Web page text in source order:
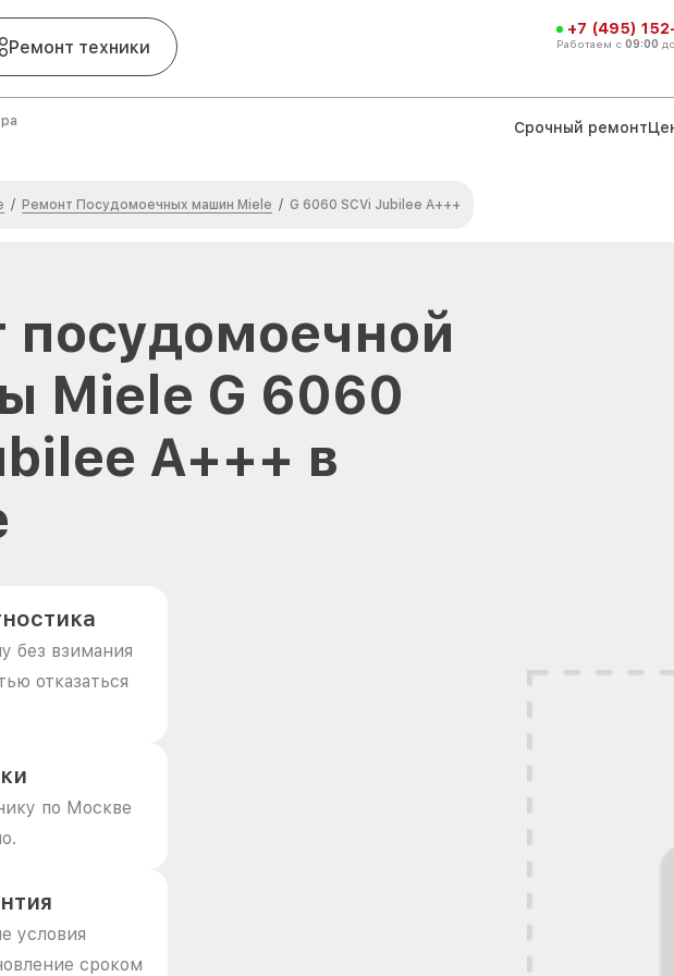
Ремонт техники
+7 (495)
Работаем с 09:00
Срочный ремонт
/ Ремонт Посудомоечных машин Miele / G 6060 SCVi Jubilee A+++
посудомоечной
Miele G 6060
A+++ в
без взимания
отказаться
по Москве
условия
сроком